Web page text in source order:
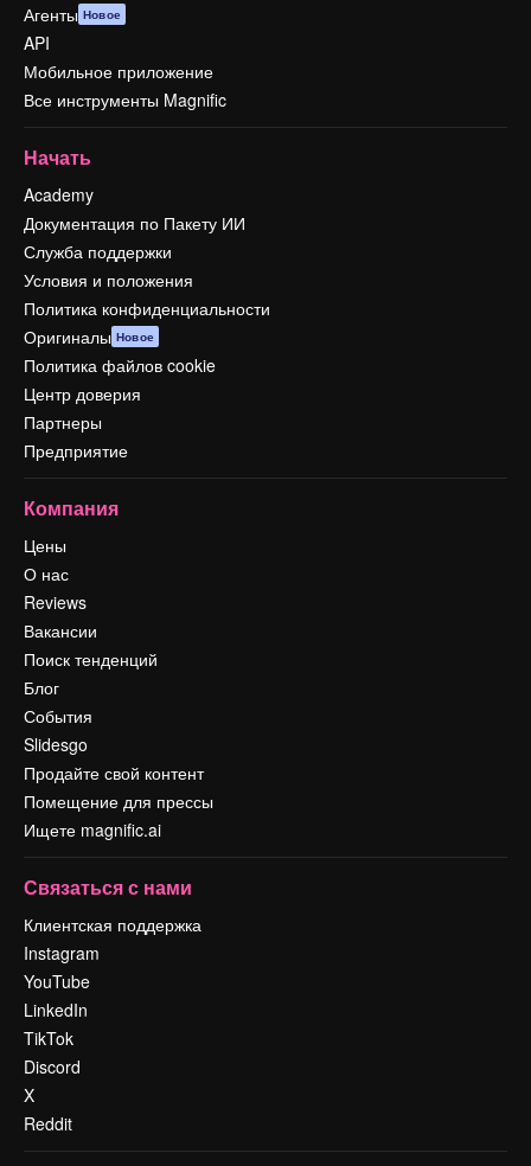
Агенты Новое
API
Мобильное приложение
Все инструменты Magnific
Начать
Academy
Документация по Пакету ИИ
Служба поддержки
Условия и положения
Политика конфиденциальности
Оригиналы Новое
Политика файлов cookie
Центр доверия
Партнеры
Предприятие
Компания
Цены
О нас
Reviews
Вакансии
Поиск тенденций
Блог
События
Slidesgo
Продайте свой контент
Помещение для прессы
Ищете magnific.ai
Связаться с нами
Клиентская поддержка
Instagram
YouTube
LinkedIn
TikTok
Discord
X
Reddit